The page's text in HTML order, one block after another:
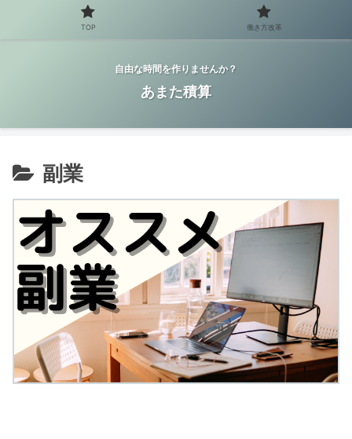
自由な時間を作りませんか？
あまた積算
副業
TOP 働き方改革